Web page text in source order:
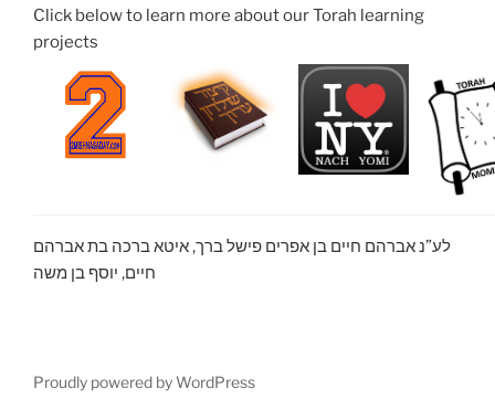
Click below to learn more about our Torah learning
projects
לע”נ אברהם חיים בן אפרים פישל ברך, איטא ברכה בת אברהם
חיים, יוסף בן משה
Proudly powered by WordPress